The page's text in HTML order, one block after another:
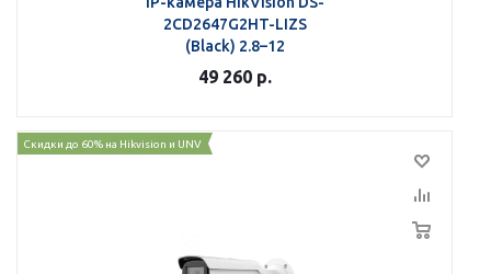
2CD2647G2HT-LIZS
(Black) 2.8–12
49 260 р.
Скидки до 60% на Hikvision и UNV